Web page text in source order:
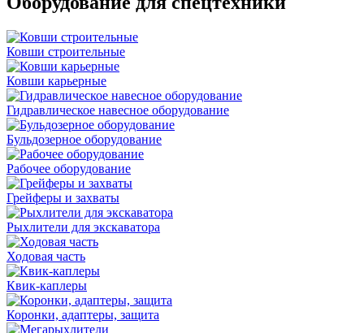
Ковши строительные
Ковши карьерные
Гидравлическое навесное оборудование
Бульдозерное оборудование
Рабочее оборудование
Грейферы и захваты
Рыхлители для экскаватора
Ходовая часть
Квик-каплеры
Коронки, адаптеры, защита